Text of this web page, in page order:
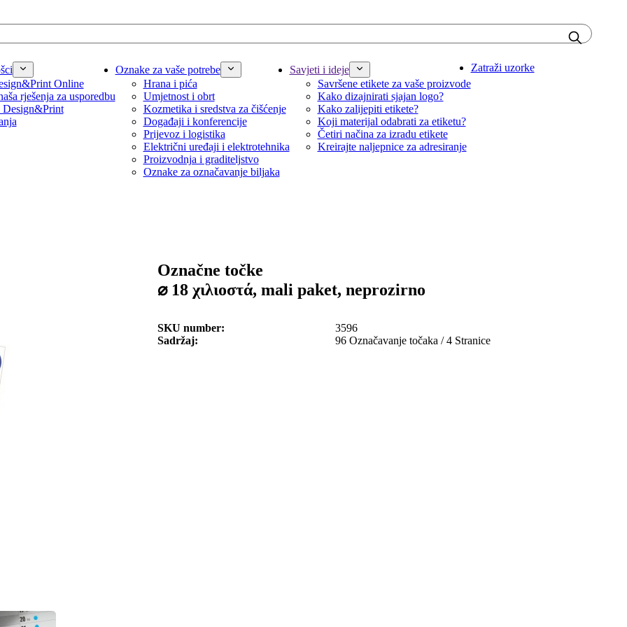
Online
rješenja za usporedbu
Design&Print
Oznake za vaše potrebe
Hrana i pića
Umjetnost i obrt
Kozmetika i sredstva za čišćenje
Događaji i konferencije
Prijevoz i logistika
Električni uređaji i elektrotehnika
Proizvodnja i graditeljstvo
Oznake za označavanje biljaka
Savjeti i ideje
Savršene etikete za vaše proizvode
Kako dizajnirati sjajan logo?
Kako zalijepiti etikete?
Koji materijal odabrati za etiketu?
Četiri načina za izradu etikete
Kreirajte naljepnice za adresiranje
Zatraži uzorke
Označne točke
⌀ 18 χιλιοστά, mali paket, neprozirno
SKU number
3596
Sadržaj
96 Označavanje točaka / 4 Stranice